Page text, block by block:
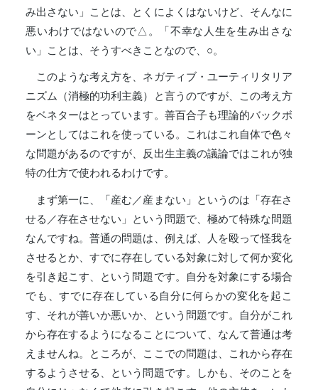
み出さない」ことは、とくによくはないけど、そんなに
悪いわけではないので△。「不幸な人生を生み出さな
い」ことは、そうすべきことなので、○。
このような考え方を、ネガティブ・ユーティリタリア
ニズム（消極的功利主義）と言うのですが、この考え方
をベネターはとっています。善百合子も理論的バックボ
ーンとしてはこれを使っている。これはこれ自体で色々
な問題があるのですが、反出生主義の議論ではこれが独
特の仕方で使われるわけです。
まず第一に、「産む／産まない」というのは「存在さ
せる／存在させない」という問題で、極めて特殊な問題
なんですね。普通の問題は、例えば、人を殴って怪我を
させるとか、すでに存在している対象に対して何か変化
を引き起こす、という問題です。自分を対象にする場合
でも、すでに存在している自分に何らかの変化を起こ
す、それが善いか悪いか、という問題です。自分がこれ
から存在するようになることについて、なんて普通は考
えませんね。ところが、ここでの問題は、これから存在
するようさせる、という問題です。しかも、そのことを